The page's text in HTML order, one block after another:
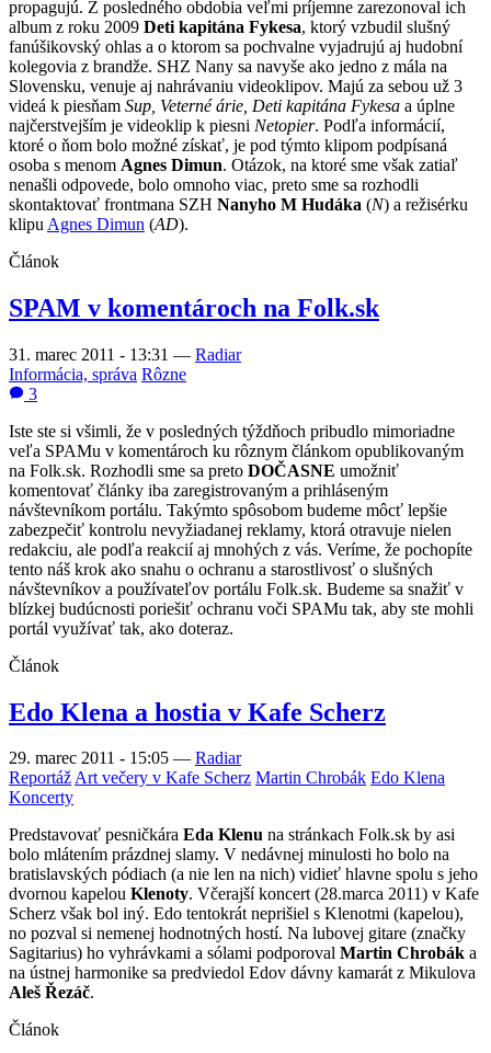
propagujú. Z posledného obdobia veľmi príjemne zarezonoval ich
album z roku 2009 Deti kapitána Fykesa, ktorý vzbudil slušný
fanúšikovský ohlas a o ktorom sa pochvalne vyjadrujú aj hudobní
kolegovia z brandže. SHZ Nany sa navyše ako jedno z mála na
Slovensku, venuje aj nahrávaniu videoklipov. Majú za sebou už 3
videá k piesňam Sup, Veterné árie, Deti kapitána Fykesa a úplne
najčerstvejším je videoklip k piesni Netopier. Podľa informácií,
ktoré o ňom bolo možné získať, je pod týmto klipom podpísaná
osoba s menom Agnes Dimun. Otázok, na ktoré sme však zatiaľ
nenašli odpovede, bolo omnoho viac, preto sme sa rozhodli
skontaktovať frontmana SZH Nanyho M Hudáka (N) a režisérku
klipu Agnes Dimun (AD).
Článok
SPAM v komentároch na Folk.sk
31. marec 2011 - 13:31 — Radiar
Informácia, správa Rôzne
3
Iste ste si všimli, že v posledných týždňoch pribudlo mimoriadne
veľa SPAMu v komentároch ku rôznym článkom opublikovaným
na Folk.sk. Rozhodli sme sa preto DOČASNE umožniť
komentovať články iba zaregistrovaným a prihláseným
návštevníkom portálu. Takýmto spôsobom budeme môcť lepšie
zabezpečiť kontrolu nevyžiadanej reklamy, ktorá otravuje nielen
redakciu, ale podľa reakcií aj mnohých z vás. Veríme, že pochopíte
tento náš krok ako snahu o ochranu a starostlivosť o slušných
návštevníkov a používateľov portálu Folk.sk. Budeme sa snažiť v
blízkej budúcnosti poriešiť ochranu voči SPAMu tak, aby ste mohli
portál využívať tak, ako doteraz.
Článok
Edo Klena a hostia v Kafe Scherz
29. marec 2011 - 15:05 — Radiar
ReportážArt večery v Kafe Scherz Martin Chrobák Edo Klena
Koncerty
Predstavovať pesničkára Eda Klenu na stránkach Folk.sk by asi
bolo mlátením prázdnej slamy. V nedávnej minulosti ho bolo na
bratislavských pódiach (a nie len na nich) vidieť hlavne spolu s jeho
dvornou kapelou Klenoty. Včerajší koncert (28.marca 2011) v Kafe
Scherz však bol iný. Edo tentokrát neprišiel s Klenotmi (kapelou),
no pozval si nemenej hodnotných hostí. Na lubovej gitare (značky
Sagitarius) ho vyhrávkami a sólami podporoval Martin Chrobák a
na ústnej harmonike sa predviedol Edov dávny kamarát z Mikulova
Aleš Řezáč.
Článok